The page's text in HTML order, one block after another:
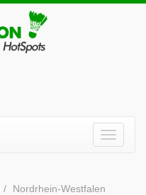
Nordrhein-Westfalen